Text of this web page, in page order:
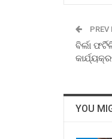
PREV
ବିର୍ଲା
YOU